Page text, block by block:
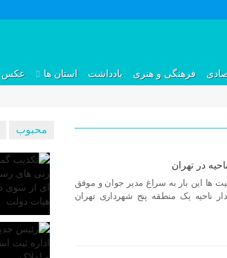
فرهنگی و هنری یادداشت استان ها عکس
در تهران
ها این بار به سراغ مدیر جوان و موفق
ناحیه یک منطقه پنج شهرداری تهران
محبوب